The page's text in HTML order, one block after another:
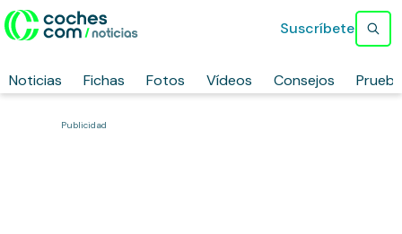
Noticias Fichas Fotos Vídeos Consejos
Suscríbete
Publicidad